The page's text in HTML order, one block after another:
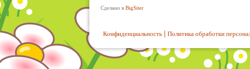
Сделано в BigSiter
Конфиденциальность Политика обработки